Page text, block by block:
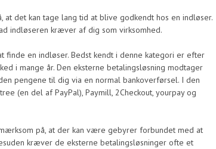
det kan tage lang tid at blive godkendt hos en indløser.
indløseren kræver af dig som virksomhed.
finde en indløser. Bedst kendt i denne kategori er efter
i mange år. Den eksterne betalingsløsning modtager
pengene til dig via en normal bankoverførsel. I den
(en del af PayPal), Paymill, 2Checkout, yourpay og
på, at der kan være gebyrer forbundet med at
kræver de eksterne betalingsløsninger ofte et